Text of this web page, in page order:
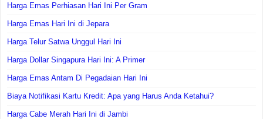
Harga Emas Perhiasan Hari Ini Per Gram
Harga Emas Hari Ini di Jepara
Harga Telur Satwa Unggul Hari Ini
Harga Dollar Singapura Hari Ini: A Primer
Harga Emas Antam Di Pegadaian Hari Ini
Biaya Notifikasi Kartu Kredit: Apa yang Harus Anda Ketahui?
Harga Cabe Merah Hari Ini di Jambi